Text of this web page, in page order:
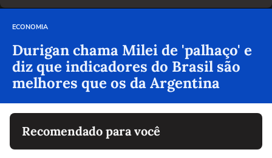
ECONOMIA
Durigan chama Milei de 'palhaço' e
diz que indicadores do Brasil são
melhores que os da Argentina
Recomendado para você